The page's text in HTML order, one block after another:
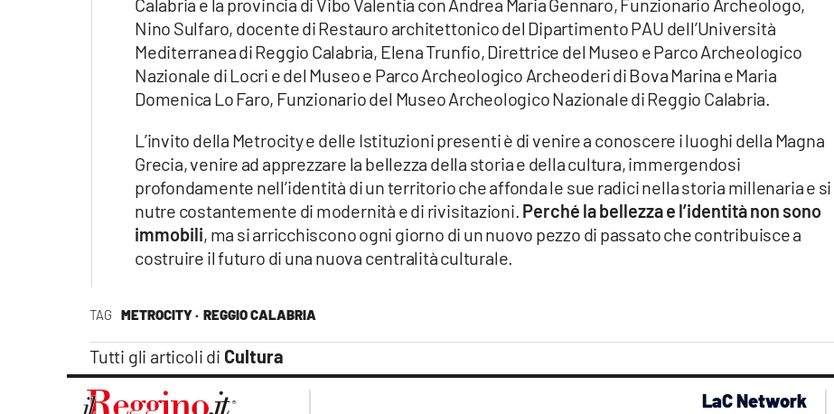
TAG METROCITY · REGGIO CALABRIA
Tutti gli articoli di Cultura
Calabria e la provincia di Vibo Valentia con Andrea Maria Gennaro, Funzionario Archeologo,
Nino Sulfaro, docente di Restauro architettonico del Dipartimento PAU dell’Università
Mediterranea di Reggio Calabria, Elena Trunfio, Direttrice del Museo e Parco Archeologico
Nazionale di Locri e del Museo e Parco Archeologico Archeoderi di Bova Marina e Maria
Domenica Lo Faro, Funzionario del Museo Archeologico Nazionale di Reggio Calabria.
L’invito della Metrocity e delle Istituzioni presenti è di venire a conoscere i luoghi della Magna
Grecia, venire ad apprezzare la bellezza della storia e della cultura, immergendosi
profondamente nell’identità di un territorio che affonda le sue radici nella storia millenaria e si
nutre costantemente di modernità e di rivisitazioni. Perché la bellezza e l’identità non sono
immobili, ma si arricchiscono ogni giorno di un nuovo pezzo di passato che contribuisce a
costruire il futuro di una nuova centralità culturale.
LaC Network